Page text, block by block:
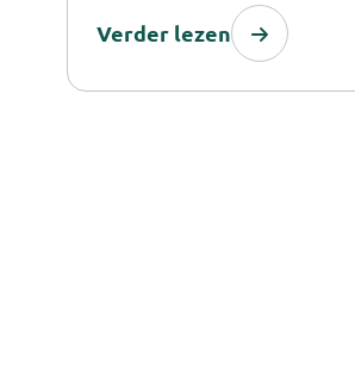
Verder lezen